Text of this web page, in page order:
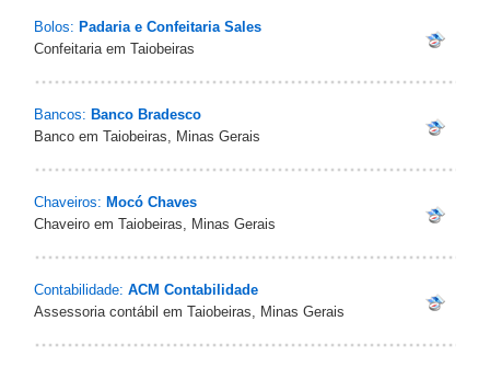
Bolos: Padaria e Confeitaria Sales
Confeitaria em Taiobeiras
Bancos: Banco Bradesco
Banco em Taiobeiras, Minas Gerais
Chaveiros: Mocó Chaves
Chaveiro em Taiobeiras, Minas Gerais
Contabilidade: ACM Contabilidade
Assessoria contábil em Taiobeiras, Minas Gerais